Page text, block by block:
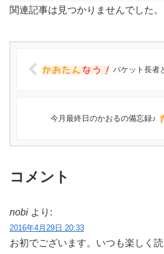
関連記事は見つかりませんでした。
パケット長者
今月最終日のかおるの備忘録♪
コメント
nobi より:
2016年4月29日 20:33
お初でございます。いつも楽しく